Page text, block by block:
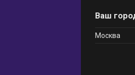
Ваш
Москва